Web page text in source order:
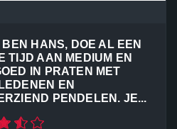
BEN HANS, DOE AL EEN
TIJD AAN MEDIUM EN
IN PRATEN MET
EN
PENDELEN. JE...